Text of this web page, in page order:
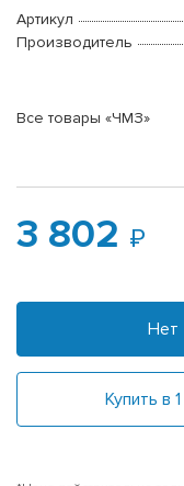
Артикул
Производитель
Все товары «ЧМЗ»
3 802
Нет
Купить в